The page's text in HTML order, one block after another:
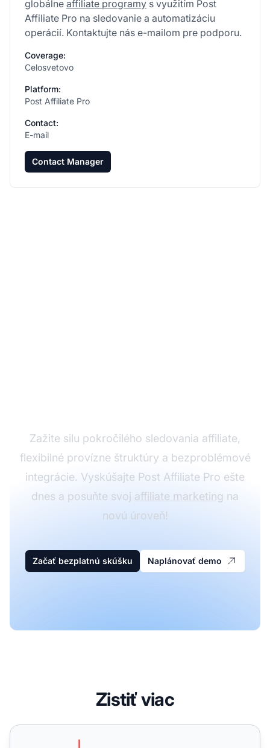
globálne affiliate programy s využitím Post
Affiliate Pro na sledovanie a automatizáciu
operácií. Kontaktujte nás e-mailom pre podporu.
Coverage:
Celosvetovo
Platform:
Post Affiliate Pro
Contact:
E-mail
Contact Manager
Zažite silu pokročilého sledovania affiliate,
flexibilné provízne štruktúry a bezproblémové
integrácie. Vyskúšajte Post Affiliate Pro ešte
dnes a posuňte svoj affiliate marketing na
novú úroveň!
Začať bezplatnú skúšku Naplánovať demo
Zistiť viac
Kontakt na oddelenie affiliate programu MapleWiFi